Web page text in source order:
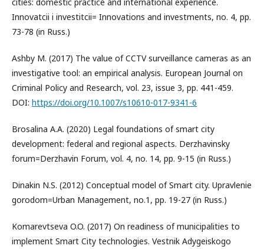
cities: domestic practice and international experience.
Innovatcii i investitcii= Innovations and investments, no. 4, pp.
73-78 (in Russ.)
Ashby M. (2017) The value of CCTV surveillance cameras as an
investigative tool: an empirical analysis. European Journal on
Criminal Policy and Research, vol. 23, issue 3, pp. 441-459.
DOI: https://doi.org/10.1007/s10610-017-9341-6
Brosalina A.A. (2020) Legal foundations of smart city
development: federal and regional aspects. Derzhavinsky
forum=Derzhavin Forum, vol. 4, no. 14, pp. 9-15 (in Russ.)
Dinakin N.S. (2012) Conceptual model of Smart city. Upravlenie
gorodom=Urban Management, no.1, pp. 19-27 (in Russ.)
Komarevtseva O.O. (2017) On readiness of municipalities to
implement Smart City technologies. Vestnik Adygeiskogo